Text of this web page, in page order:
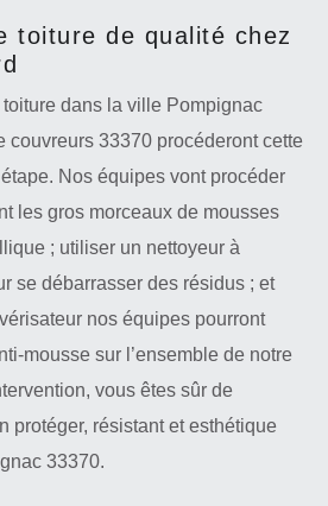
toiture de qualité chez
dans la ville Pompignac
couvreurs 33370 procéderont cette
Nos équipes vont procéder
les gros morceaux de mousses
; utiliser un nettoyeur à
se débarrasser des résidus ; et
nos équipes pourront
mousse sur l’ensemble de notre
vous êtes sûr de
protéger, résistant et esthétique
33370.